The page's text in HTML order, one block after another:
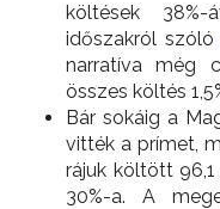
költések
időszakról szóló
narratíva még
összes költés
Bár sokáig a
vitték a prímet,
rájuk költött
30%-a. A